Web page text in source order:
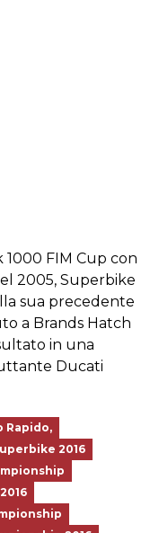
FIM Cup con
2005, Superbike
sua precedente
a Brands Hatch
in una
Ducati
Rapido,
2016